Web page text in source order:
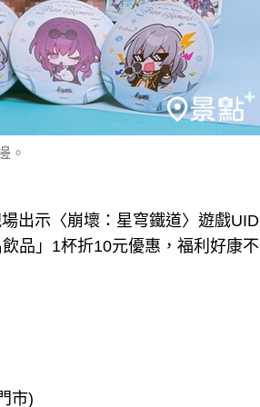
。
出示〈崩壞：星穹鐵道〉遊戲UID
品」1杯折10元優惠，福利好康不
市)